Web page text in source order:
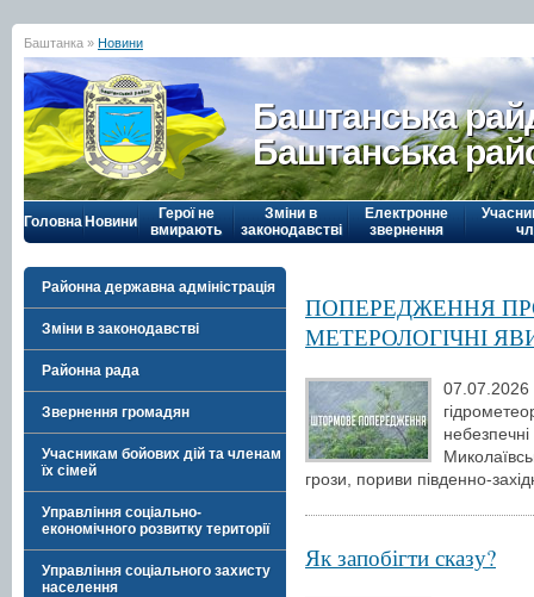
Баштанка » Новини
Баштанська
Баштанська
Головна Новини
Герої не
вмирають
Зміни в
законодавстві
Електронне
звернення
Районна державна адміністрація
Зміни в законодавстві
Районна рада
Звернення громадян
Учасникам бойових дій та членам
їх сімей
Управління соціально-
економічного розвитку території
Управління соціального захисту
населення
ПОПЕРЕДЖЕННЯ
МЕТЕРОЛОГІЧНІ
грози, пориви південно-
Як запобігти сказу?